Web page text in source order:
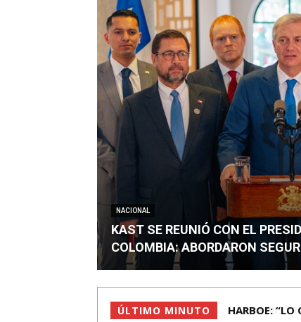
NACIONAL
KAST SE REUNIÓ CON EL
COLOMBIA: ABORDARON
ÚLTIMO MINUTO BIMINISTRO